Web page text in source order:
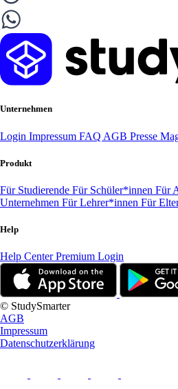
Unternehmen
Login Impressum FAQ AGB Presse
Produkt
Für Studierende Für Schüler*innen Für
Unternehmen Für Lehrer*innen Für
Help
Help CenterPremium Login
© StudySmarter
AGB
Impressum
Datenschutzerklärung